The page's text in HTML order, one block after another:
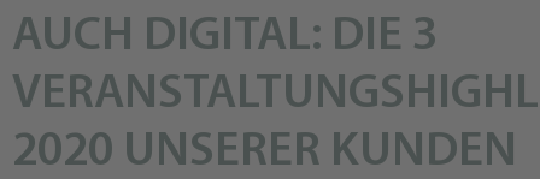
AUCH DIGITAL: DIE 3
2020 UNSERER KUNDEN